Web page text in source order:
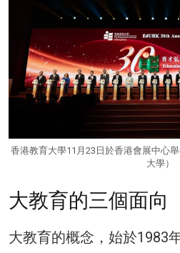
香港教育大學11月23日於香港會展中心
大學）
大教育的三個面向
大教育的概念，始於1983